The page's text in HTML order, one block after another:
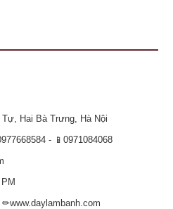
Tự, Hai Bà Trưng, Hà Nội
- 📱0971084068